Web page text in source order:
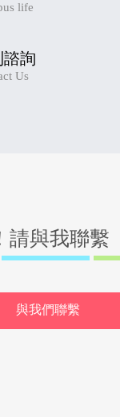
life
諮詢
Us
請與我聯繫